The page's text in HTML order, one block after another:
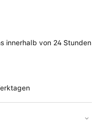
innerhalb von 24 Stunden